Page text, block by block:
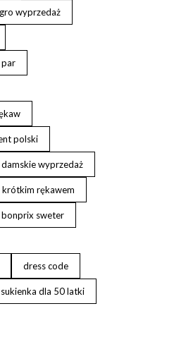
wyprzedaż
par
polski
wyprzedaż
krótkim rękawem
bonprix sweter
dress code
sukienka dla 50 latki